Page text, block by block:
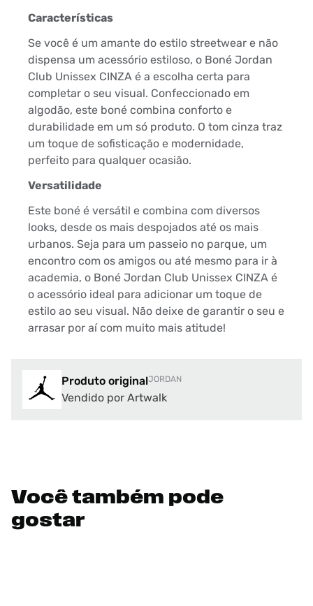
Características
Se você é um amante do estilo streetwear e não
dispensa um acessório estiloso, o Boné Jordan
Club Unissex CINZA é a escolha certa para
completar o seu visual. Confeccionado em
algodão, este boné combina conforto e
durabilidade em um só produto. O tom cinza traz
um toque de sofisticação e modernidade,
perfeito para qualquer ocasião.
Versatilidade
Este boné é versátil e combina com diversos
looks, desde os mais despojados até os mais
urbanos. Seja para um passeio no parque, um
encontro com os amigos ou até mesmo para ir à
academia, o Boné Jordan Club Unissex CINZA é
o acessório ideal para adicionar um toque de
estilo ao seu visual. Não deixe de garantir o seu e
arrasar por aí com muito mais atitude!
Produto originalJORDAN
Vendido por Artwalk
Você também pode
gostar